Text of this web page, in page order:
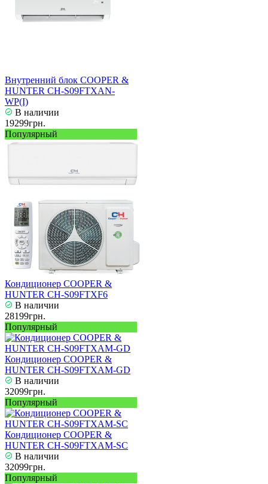
Внутренний блок COOPER &
HUNTER CH-S09FTXAN-
WP(I)
В наличии
19299грн.
Популярный
Кондиционер COOPER &
HUNTER CH-S09FTXF6
В наличии
28199грн.
Популярный
Кондиционер COOPER &
HUNTER CH-S09FTXAM-GD
В наличии
32099грн.
Популярный
Кондиционер COOPER &
HUNTER CH-S09FTXAM-SC
В наличии
32099грн.
Популярный